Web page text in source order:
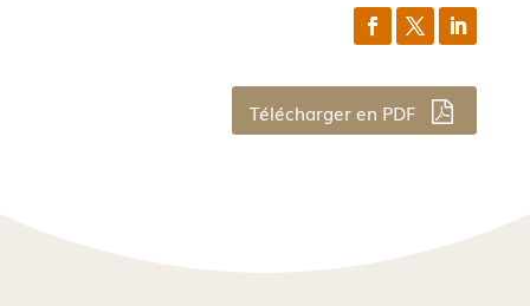
Télécharger en PDF